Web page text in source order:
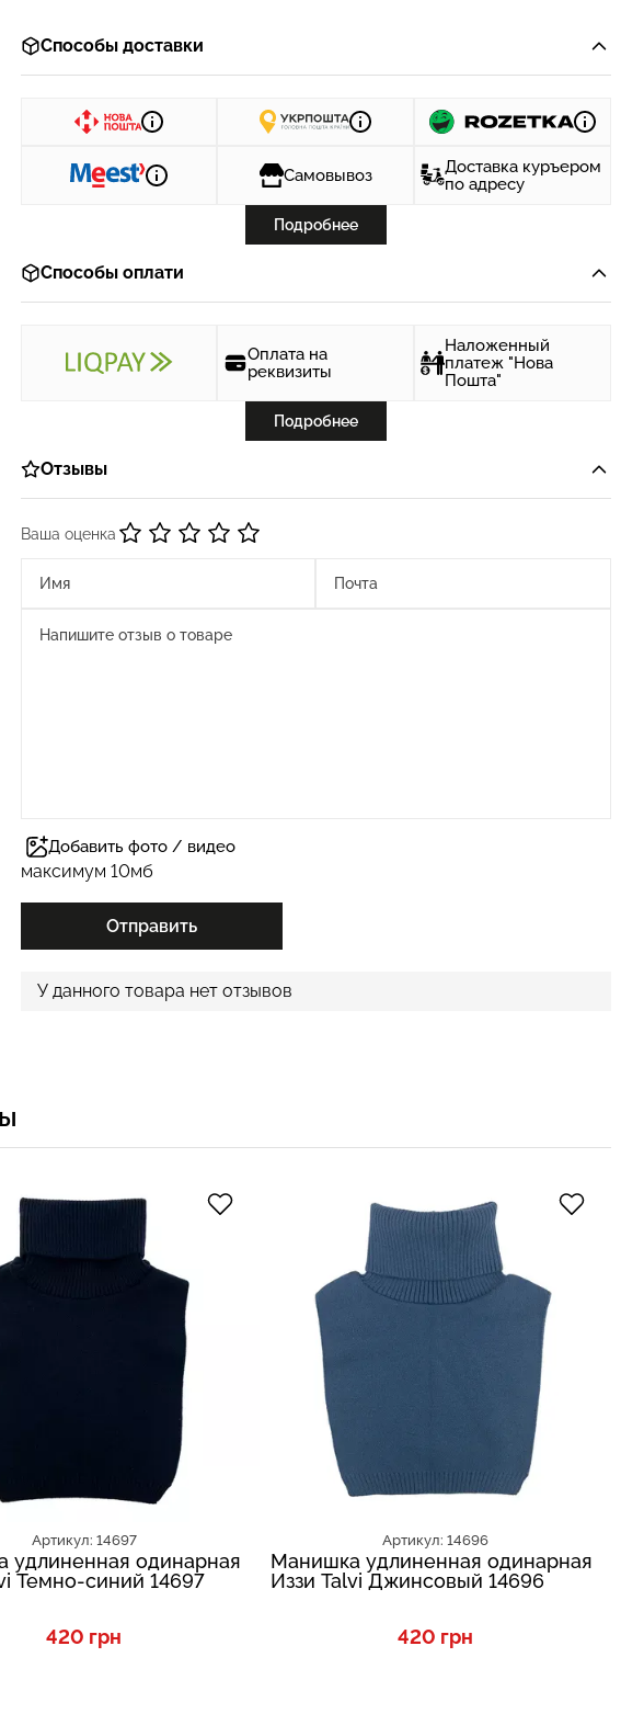
Способы доставки
Самовывоз
Доставка куръером
по адресу
Подробнее
Способы оплати
Оплата на
реквизиты
Наложенный
платеж "Нова
Пошта"
Подробнее
Отзывы
Ваша оценка
Добавить фото / видео
максимум 10мб
Отправить
У данного товара нет отзывов
Артикул: 14697
удлиненная одинарная
Темно-синий 14697
420 грн
Артикул: 14696
Манишка удлиненная одинарная
Иззи Talvi Джинсовый 14696
420 грн